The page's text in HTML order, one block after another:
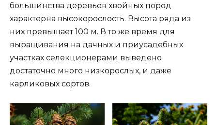
большинства деревьев хвойных пород
характерна высокорослость. Высота ряда из
них превышает 100 м. В то же время для
выращивания на дачных и приусадебных
участках селекционерами выведено
достаточно много низкорослых, и даже
карликовых сортов.